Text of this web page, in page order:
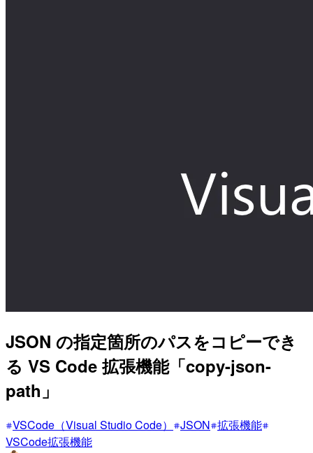
JSON の指定箇所のパスをコピーでき
る VS Code 拡張機能「copy-json-
path」
VSCode（Visual Studio Code） JSON 拡張機能
VSCode拡張機能